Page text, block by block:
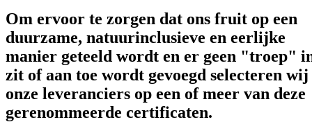
Om ervoor te zorgen dat ons fruit op een
duurzame, natuurinclusieve en eerlijke
manier geteeld wordt en er geen "troep"
zit of aan toe wordt gevoegd selecteren wij
onze leveranciers op een of meer van deze
gerenommeerde certificaten.